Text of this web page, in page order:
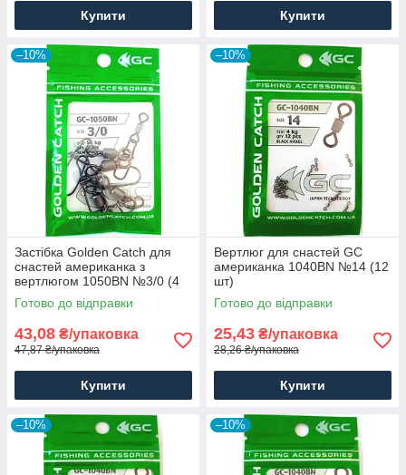
Купити Купити
–10%
Застібка Golden Catch для
снастей американка з
вертлюгом 1050BN №3/0 (4
шт)
Готово до відправки
43,08 ₴/упаковка
47,87 ₴/упаковка
Купити
–10%
Вертлюг для снастей GC
американка 1040BN №14 (12
шт)
Готово до відправки
25,43 ₴/упаковка
28,26 ₴/упаковка
Купити
–10% –10%